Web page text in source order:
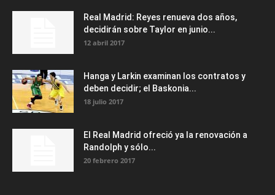
Real Madrid: Reyes renueva dos años,
decidirán sobre Taylor en junio...
12 abril 2017
Hanga y Larkin examinan los contratos y
deben decidir; el Baskonia...
18 julio 2017
El Real Madrid ofreció ya la renovación a
Randolph y sólo...
20 febrero 2017